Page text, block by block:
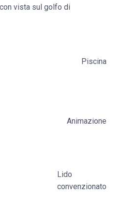
vista sul golfo di
Piscina
Animazione
Lido
convenzionato